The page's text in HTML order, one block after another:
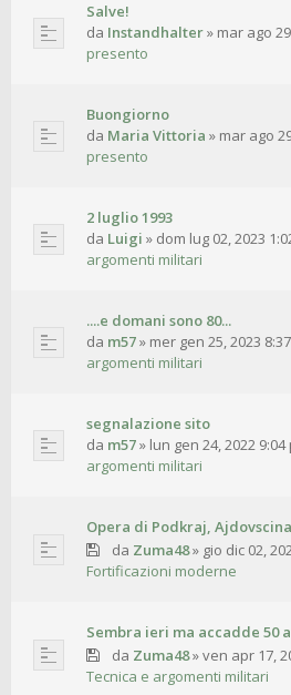
Salve!
da Instandhalter» mar ago
presento
Buongiorno
da Maria Vittoria » mar ago
presento
2 luglio 1993
da Luigi » dom lug 02, 2023
argomenti militari
....e domani sono 80...
da m57» mer gen 25, 2023
argomenti militari
segnalazione sito
da m57» lun gen 24, 2022 9:04
argomenti militari
Opera di Podkraj, Ajdovscina
da Zuma48» gio dic 02,
Fortificazioni moderne
Sembra ieri ma accadde 50
da Zuma48»ven apr 17,
Tecnica e argomenti militari